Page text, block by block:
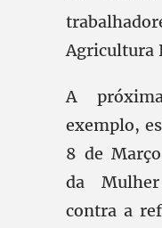
Agricultura
A
exemplo,
8 de
da
contra a